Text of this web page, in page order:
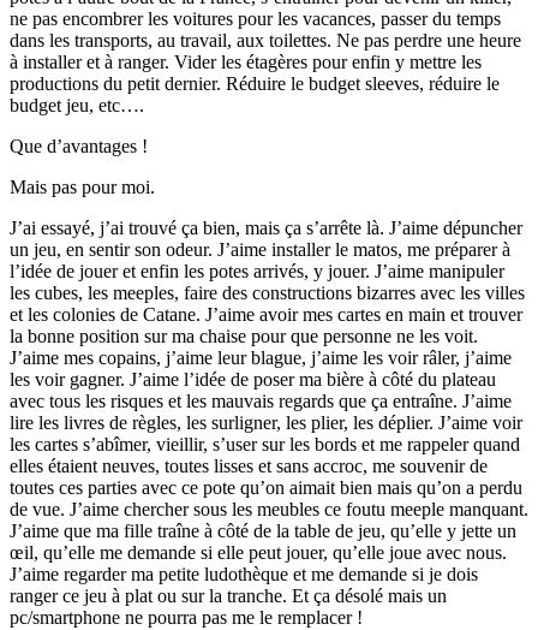
ne pas encombrer les voitures pour les vacances, passer du temps
dans les transports, au travail, aux toilettes. Ne pas perdre une heure
à installer et à ranger. Vider les étagères pour enfin y mettre les
productions du petit dernier. Réduire le budget sleeves, réduire le
budget jeu, etc….
Que d’avantages !
Mais pas pour moi.
J’ai essayé, j’ai trouvé ça bien, mais ça s’arrête là. J’aime dépuncher
un jeu, en sentir son odeur. J’aime installer le matos, me préparer à
l’idée de jouer et enfin les potes arrivés, y jouer. J’aime manipuler
les cubes, les meeples, faire des constructions bizarres avec les villes
et les colonies de Catane. J’aime avoir mes cartes en main et trouver
la bonne position sur ma chaise pour que personne ne les voit.
J’aime mes copains, j’aime leur blague, j’aime les voir râler, j’aime
les voir gagner. J’aime l’idée de poser ma bière à côté du plateau
avec tous les risques et les mauvais regards que ça entraîne. J’aime
lire les livres de règles, les surligner, les plier, les déplier. J’aime voir
les cartes s’abîmer, vieillir, s’user sur les bords et me rappeler quand
elles étaient neuves, toutes lisses et sans accroc, me souvenir de
toutes ces parties avec ce pote qu’on aimait bien mais qu’on a perdu
de vue. J’aime chercher sous les meubles ce foutu meeple manquant.
J’aime que ma fille traîne à côté de la table de jeu, qu’elle y jette un
œil, qu’elle me demande si elle peut jouer, qu’elle joue avec nous.
J’aime regarder ma petite ludothèque et me demande si je dois
ranger ce jeu à plat ou sur la tranche. Et ça désolé mais un
pc/smartphone ne pourra pas me le remplacer !